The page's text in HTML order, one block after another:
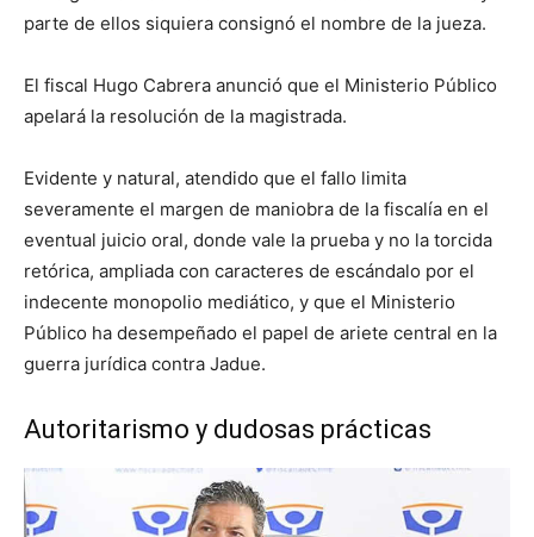
parte de ellos siquiera consignó el nombre de la jueza.
El fiscal Hugo Cabrera anunció que el Ministerio Público
apelará la resolución de la magistrada.
Evidente y natural, atendido que el fallo limita
severamente el margen de maniobra de la fiscalía en el
eventual juicio oral, donde vale la prueba y no la torcida
retórica, ampliada con caracteres de escándalo por el
indecente monopolio mediático, y que el Ministerio
Público ha desempeñado el papel de ariete central en la
guerra jurídica contra Jadue.
Autoritarismo y dudosas prácticas